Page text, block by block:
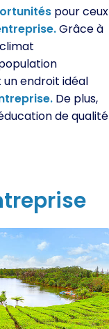
pour ceux
Grâce à
un endroit idéal
De plus,
de qualité